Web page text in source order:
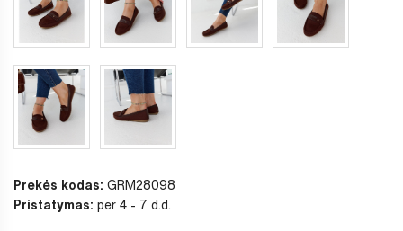
Prekės kodas: GRM28098
Pristatymas: per 4 - 7 d.d.